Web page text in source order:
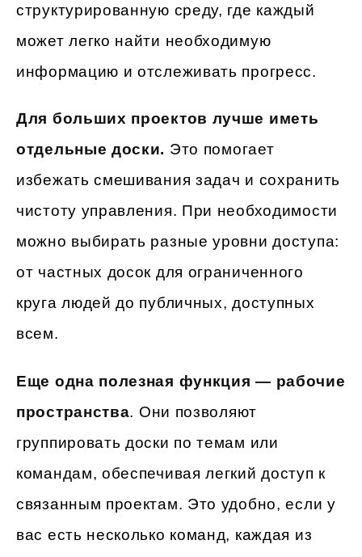
структурированную среду, где каждый
может легко найти необходимую
информацию и отслеживать прогресс.
Для больших проектов лучше иметь
отдельные доски. Это помогает
избежать смешивания задач и сохранить
чистоту управления. При необходимости
можно выбирать разные уровни доступа:
от частных досок для ограниченного
круга людей до публичных, доступных
всем.
Еще одна полезная функция — рабочие
пространства. Они позволяют
группировать доски по темам или
командам, обеспечивая легкий доступ к
связанным проектам. Это удобно, если у
вас есть несколько команд, каждая из